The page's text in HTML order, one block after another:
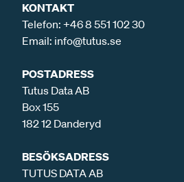
KONTAKT
Telefon: +46 8 551 102 30
Email: info@tutus.se
POSTADRESS
Tutus Data AB
Box 155
182 12 Danderyd
BESÖKSADRESS
TUTUS DATA AB